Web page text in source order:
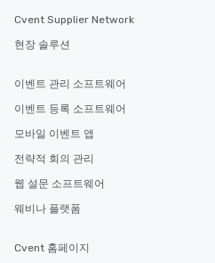
Cvent Supplier Network
현장 솔루션
이벤트 관리 소프트웨어
이벤트 등록 소프트웨어
모바일 이벤트 앱
전략적 회의 관리
웹 설문 소프트웨어
웨비나 플랫폼
Cvent 홈페이지